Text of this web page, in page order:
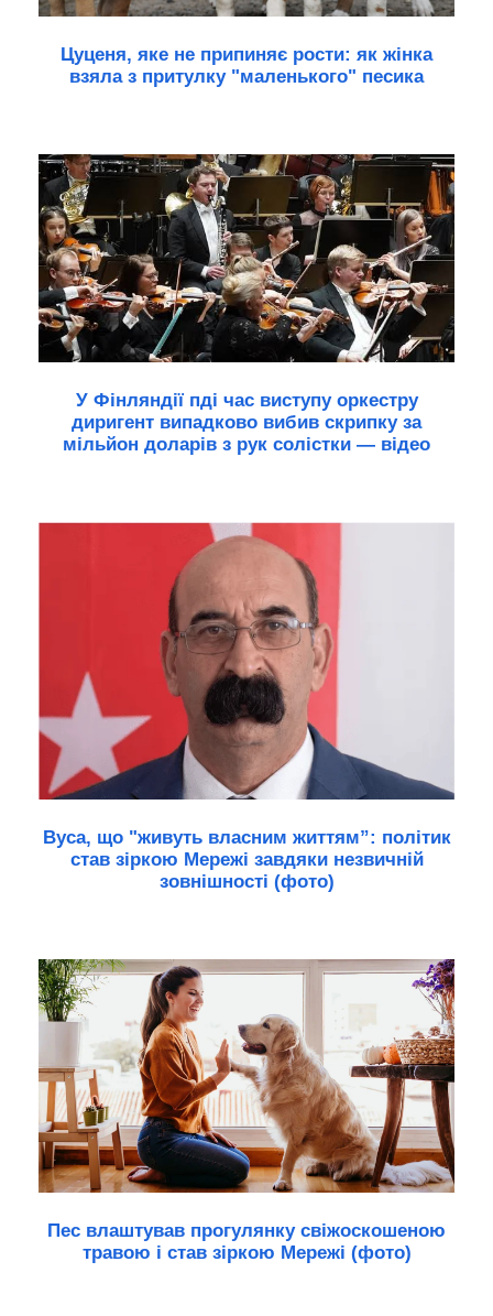
Цуценя, яке не припиняє рости: як жінка
взяла з притулку "маленького" песика
У Фінляндії пді час виступу оркестру
диригент випадково вибив скрипку за
мільйон доларів з рук солістки — відео
Вуса, що "живуть власним життям”: політик
став зіркою Мережі завдяки незвичній
зовнішності (фото)
Пес влаштував прогулянку свіжоскошеною
травою і став зіркою Мережі (фото)